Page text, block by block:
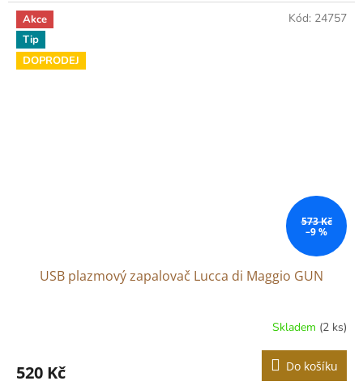
Akce
Tip
DOPRODEJ
573 Kč
–9 %
USB plazmový zapalovač Lucca di Maggio GUN
Skladem (2 ks)
520 Kč Do košíku
Kód: 24757